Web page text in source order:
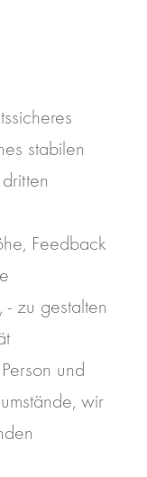
stabilen
Feedback
- zu gestalten
und
wir